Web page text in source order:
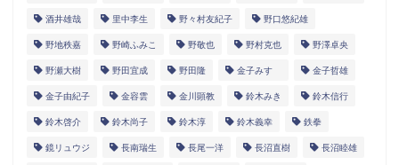
酒井雄哉 里中李生 野々村友紀子 野口悠紀雄
野地秩嘉 野崎ふみこ 野敬也 野村克也 野澤卓央
野瀬大樹 野田宜成 野田隆 金子みすゞ 金子哲雄
金子由紀子 金容雲 金川顕教 鈴木みき 鈴木信行
鈴木啓介 鈴木尚子 鈴木淳 鈴木義幸 鉄拳
鏡リュウジ 長南瑞生 長尾一洋 長沼直樹 長沼睦雄